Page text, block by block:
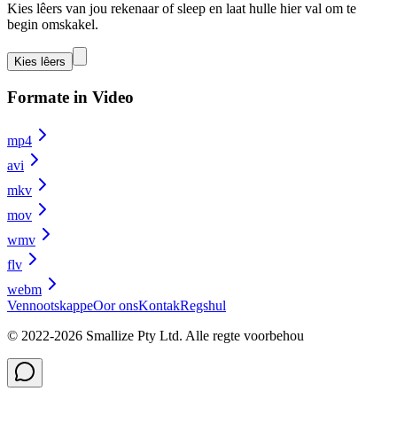
Kies lêers van jou rekenaar of sleep en laat hulle hier val om te
begin omskakel.
Kies lêers
Formate in Video
mp4
avi
mkv
mov
wmv
flv
webm
VennootskappeOor onsKontakRegshul
© 2022-2026 Smallize Pty Ltd. Alle regte voorbehou